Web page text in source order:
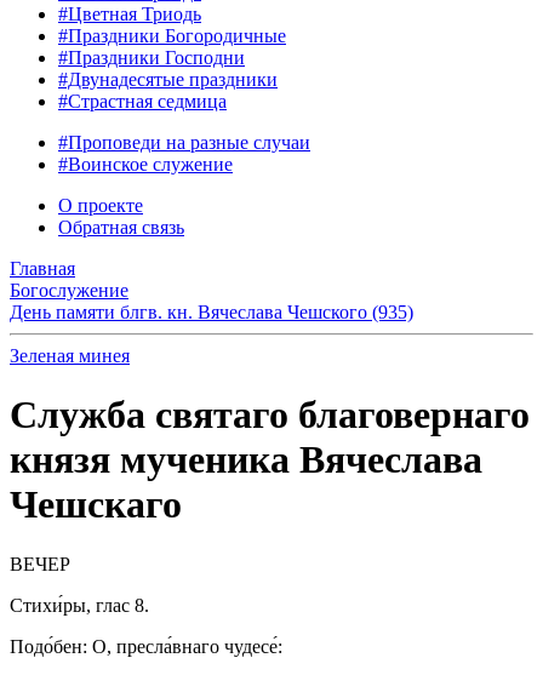
#Цветная Триодь
#Праздники Богородичные
#Праздники Господни
#Двунадесятые праздники
#Страстная седмица
#Проповеди на разные случаи
#Воинское служение
О проекте
Обратная связь
Главная
Богослужение
День памяти блгв. кн. Вячеслава Чешского (935)
Зеленая минея
Служба святаго благовернаго
князя мученика Вячеслава
Чешскаго
ВЕЧЕР
Стихи́ры, глас 8.
Подо́бен: О, пресла́внаго чудесе́: